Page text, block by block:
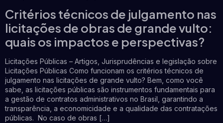
Critérios técnicos de julgamento nas
licitações de obras de grande vulto:
quais os impactos e perspectivas?
Licitações Públicas – Artigos, Jurisprudências e legislação sobre
Licitações Públicas Como funcionam os critérios técnicos de
julgamento nas licitações de grande vulto? Bem, como você
sabe, as licitações públicas são instrumentos fundamentais para
a gestão de contratos administrativos no Brasil, garantindo a
transparência, a economicidade e a qualidade das contratações
públicas. No caso de obras […]